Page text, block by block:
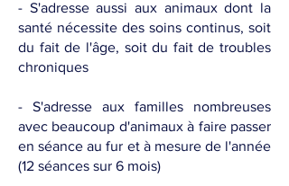
- S'adresse aussi aux animaux dont la
santé nécessite des soins continus, soit
du fait de l'âge, soit du fait de troubles
chroniques
- S'adresse aux familles nombreuses
avec beaucoup d'animaux à faire passer
en séance au fur et à mesure de l'année
(12 séances sur 6 mois)